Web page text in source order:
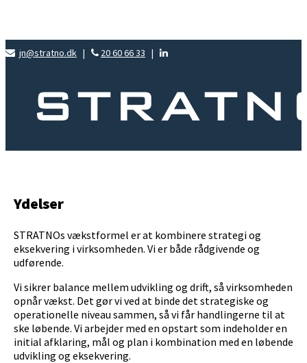
jn@stratno.dk | 20 60 66 33 |
Ydelser
STRATNOs vækstformel er at kombinere strategi og
eksekvering i virksomheden. Vi er både rådgivende og
udførende.
Vi sikrer balance mellem udvikling og drift, så virksomheden
opnår vækst. Det gør vi ved at binde det strategiske og
operationelle niveau sammen, så vi får handlingerne til at
ske løbende. Vi arbejder med en opstart som indeholder en
initial afklaring, mål og plan i kombination med en løbende
udvikling og eksekvering.